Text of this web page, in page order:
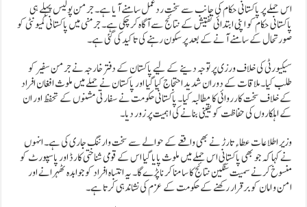
اس حملے پر پاکستانی حکام کی جانب سے سخت ردعمل سامنے آیا ہے۔ جرمن پولیس پہلے ہی
پاکستانی حکام کو اپنی ابتدائی تفتیش کے نتائج سے آگاہ کر چکی ہے۔ جرمنی میں پاکستانی کمیونٹی کو
صورتحال کے سامنے آنے کے بعد پرسکون رہنے کی تاکید کی گئی ہے۔
سیکیورٹی کی خلاف ورزی پر توجہ دینے کے لیے پاکستان کے دفتر خارجہ نے جرمن سفیر کو
طلب کیا۔ ملاقات کے دوران شدید احتجاج کیا گیا اور پاکستان نے حملے میں ملوث افغان افراد
کے خلاف سخت کارروائی کا مطالبہ کیا۔ پاکستانی حکومت نے سفارتی مشنوں کے تحفظ اور ان
کے اہلکاروں کی حفاظت کو یقینی بنانے کی اہمیت پر زور دیا۔
وزیر اطلاعات عطاء تارڑ نے بھی واقعے کے حوالے سے سخت وارننگ جاری کی ہے۔ انہوں
نے کہا کہ جو بھی پاکستانی اس حملے میں ملوث پایا گیا اس کے قومی شناختی کارڈ اور پاسپورٹ کو
منسوخ کرنے سمیت سنگین نتائج کا سامنا کرنا پڑے گا۔ یہ انتباہ افراد کو جوابدہ ٹھہرانے اور
امن و امان کو برقرار رکھنے کے حکومت کے عزم کی نشاندہی کرتا ہے۔